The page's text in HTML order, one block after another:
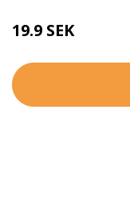
19.9 SEK